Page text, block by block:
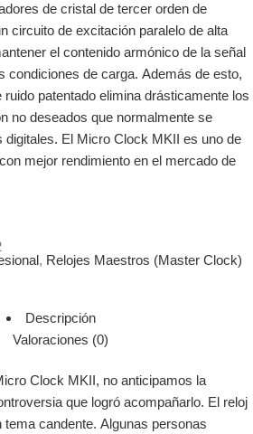
de cristal de tercer orden de
circuito de excitación paralelo de alta
el contenido armónico de la señal
condiciones de carga. Además de esto,
patentado elimina drásticamente los
no deseados que normalmente se
digitales. El Micro Clock MKII es uno de
mejor rendimiento en el mercado de
, Relojes Maestros (Master Clock)
Descripción
Valoraciones (0)
Clock MKII, no anticipamos la
que logró acompañarlo. El reloj
candente. Algunas personas